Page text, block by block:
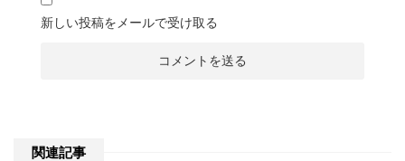
新しい投稿をメールで受け取る
関連記事